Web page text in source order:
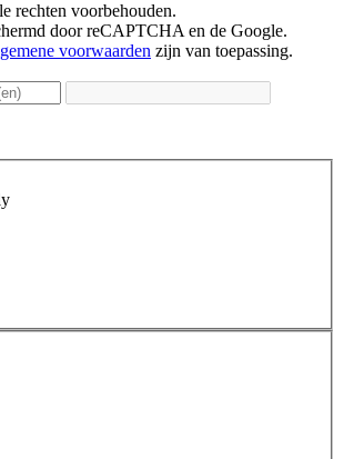
rechten voorbehouden.
door reCAPTCHA en de Google.
voorwaarden zijn van toepassing.